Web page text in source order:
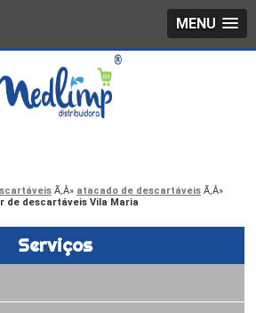
MENU
atacado de descartáveis
descartáveis Vila Maria
Serviços